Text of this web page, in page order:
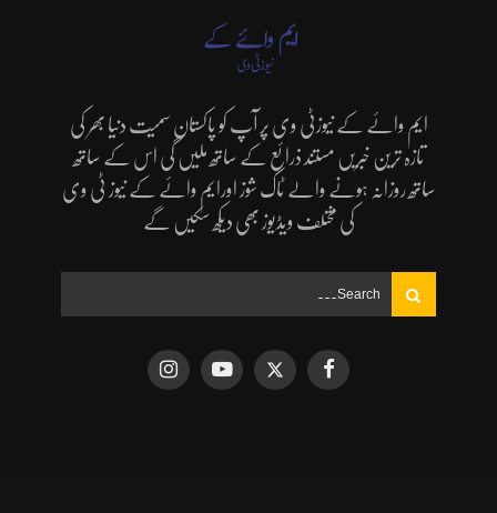
ایم وائے کے نیوزٹی وی پر آپ کو پاکستان سمیت دنیا بھر کی
تازہ ترین خبریں مستند ذرائع کے ساتھ ملیں گی اس کے ساتھ
ساتھ روزانہ ہونے والے ٹاک شوز اورایم وائے کے نیوز ٹی وی
کی مختلف ویڈیوز بھی دیکھ سکیں گے